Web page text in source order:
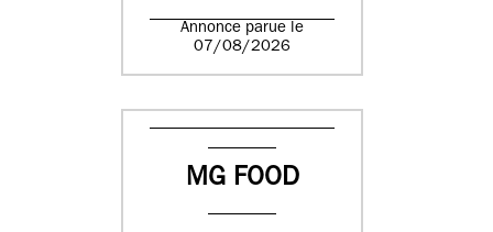
Annonce parue le
07/08/2026
MG FOOD